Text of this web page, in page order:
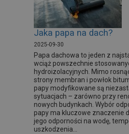
Jaka papa na dach?
2025-09-30
Papa dachowa to jeden z
wciąż powszechnie
hydroizolacyjnych. Mimo
strony membran i powłok
papy modyfikowane są
sytuacjach – zarówno przy
nowych budynkach. Wybór
papy ma kluczowe znaczenie
jego odporności na wodę,
uszkodzenia...